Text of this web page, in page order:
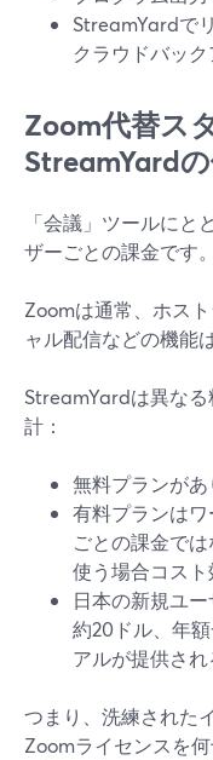
StreamYardで
クラウドバック
Zoom代替ス
StreamYard
「会議」ツールにと
ザーごとの課金です。
Zoomは通常、ホス
ャル配信などの機能
StreamYardは異な
計：
無料プランがあ
有料プランは
ごとの課金で
使う場合コスト
日本の新規ユ
約20ドル、年
アルが提供され
つまり、洗練された
Zoomライセンスを